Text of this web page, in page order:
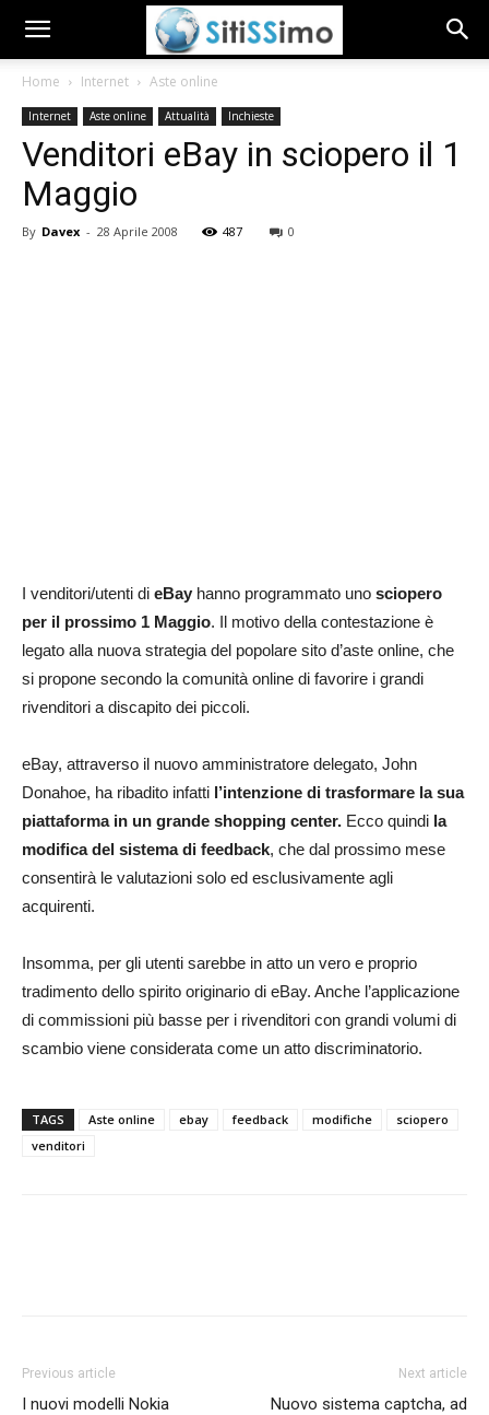
Home Internet Aste online
Internet Aste online Attualità Inchieste
Venditori eBay in sciopero il 1
Maggio
By Davex - 28 Aprile 2008 487 0
I venditori/utenti di eBay hanno programmato uno sciopero
per il prossimo 1 Maggio. Il motivo della contestazione è
legato alla nuova strategia del popolare sito d’aste online, che
si propone secondo la comunità online di favorire i grandi
rivenditori a discapito dei piccoli.
eBay, attraverso il nuovo amministratore delegato, John
Donahoe, ha ribadito infatti l’intenzione di trasformare la sua
piattaforma in un grande shopping center. Ecco quindi la
modifica del sistema di feedback, che dal prossimo mese
consentirà le valutazioni solo ed esclusivamente agli
acquirenti.
Insomma, per gli utenti sarebbe in atto un vero e proprio
tradimento dello spirito originario di eBay. Anche l’applicazione
di commissioni più basse per i rivenditori con grandi volumi di
scambio viene considerata come un atto discriminatorio.
TAGS Aste online ebay feedback modifiche
sciopero
venditori
Previous article
I nuovi modelli Nokia
Next article
Nuovo sistema captcha, ad